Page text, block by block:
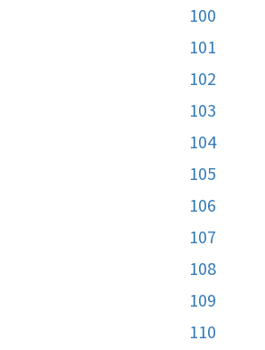
100
101
102
103
104
105
106
107
108
109
110